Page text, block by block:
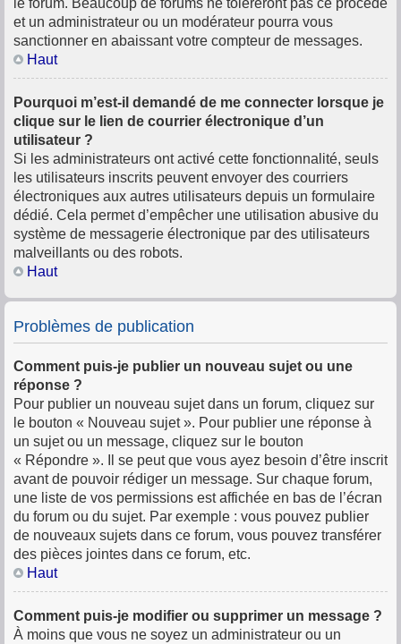
le forum. Beaucoup de forums ne toléreront pas ce procédé
et un administrateur ou un modérateur pourra vous
sanctionner en abaissant votre compteur de messages.
Haut
Pourquoi m’est-il demandé de me connecter lorsque je
clique sur le lien de courrier électronique d’un
utilisateur ?
Si les administrateurs ont activé cette fonctionnalité, seuls
les utilisateurs inscrits peuvent envoyer des courriers
électroniques aux autres utilisateurs depuis un formulaire
dédié. Cela permet d’empêcher une utilisation abusive du
système de messagerie électronique par des utilisateurs
malveillants ou des robots.
Haut
Problèmes de publication
Comment puis-je publier un nouveau sujet ou une
réponse ?
Pour publier un nouveau sujet dans un forum, cliquez sur
le bouton « Nouveau sujet ». Pour publier une réponse à
un sujet ou un message, cliquez sur le bouton
« Répondre ». Il se peut que vous ayez besoin d’être inscrit
avant de pouvoir rédiger un message. Sur chaque forum,
une liste de vos permissions est affichée en bas de l’écran
du forum ou du sujet. Par exemple : vous pouvez publier
de nouveaux sujets dans ce forum, vous pouvez transférer
des pièces jointes dans ce forum, etc.
Haut
Comment puis-je modifier ou supprimer un message ?
À moins que vous ne soyez un administrateur ou un